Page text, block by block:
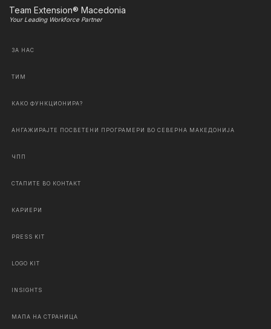
Team Extension® Macedonia
Your Leading Workforce Partner
ЗА НАС
ТИМ
КАКО ФУНКЦИОНИРА?
АНГАЖИРАЈТЕ ПОСВЕТЕНИ ПРОГРАМЕРИ ВО СЕВЕРНА МАКЕДОНИЈА
ЧПП
СТАПИТЕ ВО КОНТАКТ
КАРИЕРИ
PRESS KIT
LOGO KIT
INSIGHTS
МАПА НА СТРАНИЦА